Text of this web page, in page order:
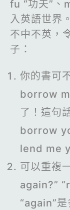
fu “功夫”、
入英語世界
不中不英，
子：
你的書可
borrow
了！這句
borrow
lend me
可以重複
again?”
“again”